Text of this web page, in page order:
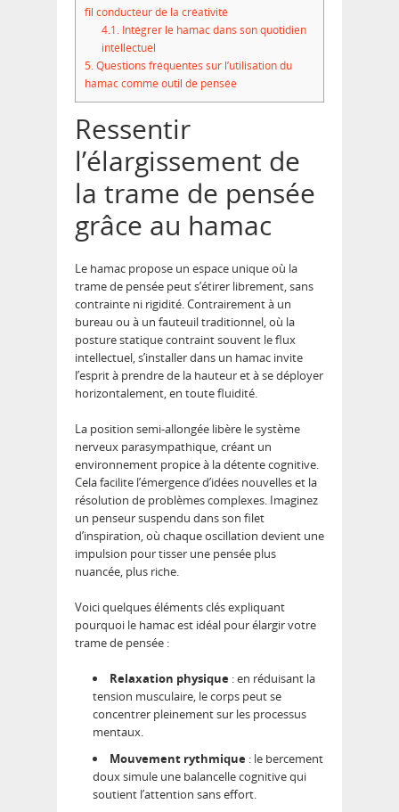
fil conducteur de la créativité
4.1.Intégrer le hamac dans son quotidien
intellectuel
5.Questions fréquentes sur l’utilisation du
hamac comme outil de pensée
Ressentir
l’élargissement de
la trame de pensée
grâce au hamac
Le hamac propose un espace unique où la
trame de pensée peut s’étirer librement, sans
contrainte ni rigidité. Contrairement à un
bureau ou à un fauteuil traditionnel, où la
posture statique contraint souvent le flux
intellectuel, s’installer dans un hamac invite
l’esprit à prendre de la hauteur et à se déployer
horizontalement, en toute fluidité.
La position semi-allongée libère le système
nerveux parasympathique, créant un
environnement propice à la détente cognitive.
Cela facilite l’émergence d’idées nouvelles et la
résolution de problèmes complexes. Imaginez
un penseur suspendu dans son filet
d’inspiration, où chaque oscillation devient une
impulsion pour tisser une pensée plus
nuancée, plus riche.
Voici quelques éléments clés expliquant
pourquoi le hamac est idéal pour élargir votre
trame de pensée :
Relaxation physique : en réduisant la
tension musculaire, le corps peut se
concentrer pleinement sur les processus
mentaux.
Mouvement rythmique : le bercement
doux simule une balancelle cognitive qui
soutient l’attention sans effort.